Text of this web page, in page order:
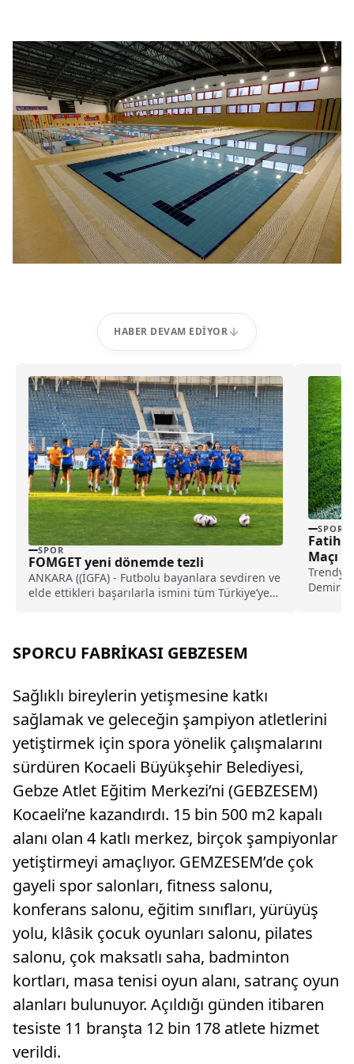
HABER DEVAM EDIYOR
SPOR
FOMGET yeni dönemde tezli
ANKARA ((İGFA) - Futbolu bayanlara sevdiren ve
elde ettikleri başarılarla ismini tüm Türkiye’ye
SPOR
Fatih
Maçı
SPORCU FABRİKASI GEBZESEM
Sağlıklı bireylerin yetişmesine katkı
sağlamak ve geleceğin şampiyon atletlerini
yetiştirmek için spora yönelik çalışmalarını
sürdüren Kocaeli Büyükşehir Belediyesi,
Gebze Atlet Eğitim Merkezi’ni (GEBZESEM)
Kocaeli’ne kazandırdı. 15 bin 500 m2 kapalı
alanı olan 4 katlı merkez, birçok şampiyonlar
yetiştirmeyi amaçlıyor. GEMZESEM’de çok
gayeli spor salonları, fitness salonu,
konferans salonu, eğitim sınıfları, yürüyüş
yolu, klâsik çocuk oyunları salonu, pilates
salonu, çok maksatlı saha, badminton
kortları, masa tenisi oyun alanı, satranç oyun
alanları bulunuyor. Açıldığı günden itibaren
tesiste 11 branşta 12 bin 178 atlete hizmet
verildi.